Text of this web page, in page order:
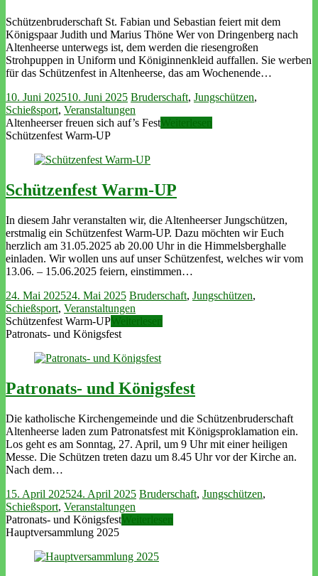
Schützenbruderschaft St. Fabian und Sebastian feiert mit dem
Königspaar Judith und Marius Thöne Wer von Dringenberg nach
Altenheerse unterwegs ist, dem werden die riesengroßen
Strohpuppen in Uniform und Königinnenkleid auffallen. Sie werben
für das Schützenfest in Altenheerse, das am Wochenende…
10. Juni 202510. Juni 2025 Bruderschaft, Jungschützen,
Schießsport, Veranstaltungen
Altenheerser freuen sich auf’s Fest
Schützenfest Warm-UP
Schützenfest Warm-UP
In diesem Jahr veranstalten wir, die Altenheerser Jungschützen,
erstmalig ein Schützenfest Warm-UP. Dazu möchten wir Euch
herzlich am 31.05.2025 ab 20.00 Uhr in die Himmelsberghalle
einladen. Wir wollen uns auf unser Schützenfest, welches wir vom
13.06. – 15.06.2025 feiern, einstimmen…
24. Mai 202524. Mai 2025 Bruderschaft, Jungschützen,
Schießsport, Veranstaltungen
Schützenfest Warm-UP
Patronats- und Königsfest
Patronats- und Königsfest
Die katholische Kirchengemeinde und die Schützenbruderschaft
Altenheerse laden zum Patronatsfest mit Königsproklamation ein.
Los geht es am Sonntag, 27. April, um 9 Uhr mit einer heiligen
Messe. Die Schützen treten dazu um 8.45 Uhr vor der Kirche an.
Nach dem…
15. April 202524. April 2025 Bruderschaft, Jungschützen,
Schießsport, Veranstaltungen
Patronats- und Königsfest
Hauptversammlung 2025